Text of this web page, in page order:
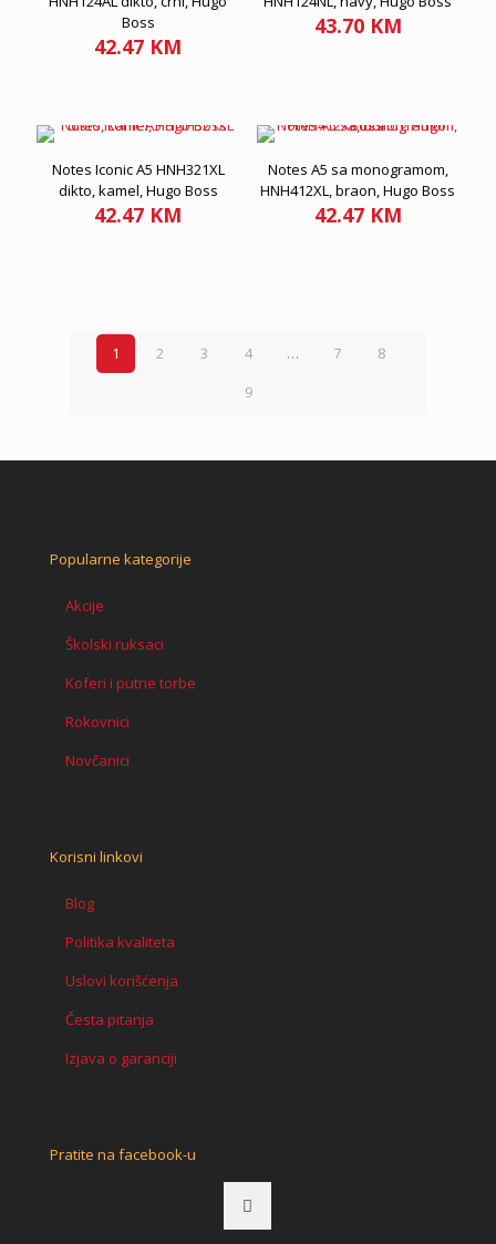
Boss
42.47 KM
43.70 KM
Notes Iconic A5 HNH321XL
dikto, kamel, Hugo Boss
42.47 KM
Notes A5 sa monogramom,
HNH412XL, braon, Hugo Boss
42.47 KM
1 2 3 4 … 7
8
9
Popularne kategorije
Akcije
Školski ruksaci
Koferi i putne torbe
Rokovnici
Novčanici
Korisni linkovi
Blog
Politika kvaliteta
Uslovi korišćenja
Česta pitanja
Izjava o garanciji
Pratite na facebook-u